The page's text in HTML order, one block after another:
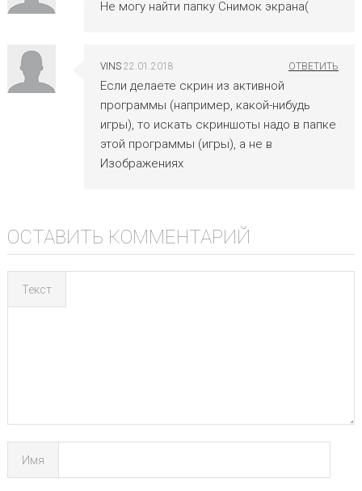
Не могу найти папку Снимок экрана(
VINS 22.01.2018
Если делаете скрин из активной
программы (например, какой-нибудь
игры), то искать скриншоты надо в папке
этой программы (игры), а не в
Изображениях
ОСТАВИТЬ КОММЕНТАРИЙ
Текст
Имя